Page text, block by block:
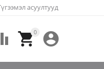
асуултууд

0
